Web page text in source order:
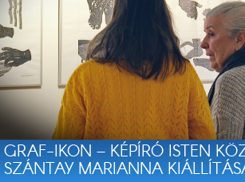
GRAF-IKON – KÉPÍRÓ ISTEN
SZÁNTAY MARIANNA